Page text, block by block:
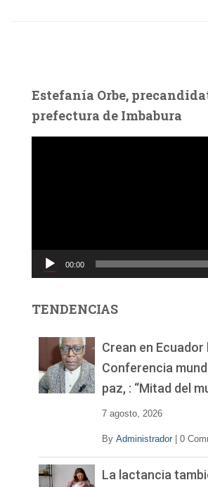
Estefanía Orbe,
prefectura de Imbabura
c
d
00:00
TENDENCIAS
Crean en Ecuador
Conferencia
paz, : “Mitad del
7 agosto, 2026
By Administrador 0
La lactancia